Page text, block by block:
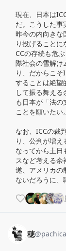
現在、日本は
だ。こうした事
昨今の内向きな
り投げること
CCの存続も危
際社会の雪解け
り、だからこ
することは絶望
して振る舞え
も日本が「法の
ことを願いたい。
なお、ICCの裁
り、公判が増
なってから土日
スなど考える余
遂、アメリカの
ないだろうに、
穂@pachica